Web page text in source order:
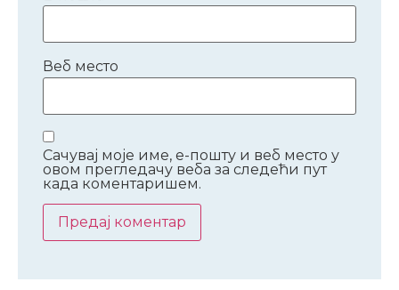
Веб место
Сачувај моје име, е-пошту и веб место у
овом прегледачу веба за следећи пут
када коментаришем.